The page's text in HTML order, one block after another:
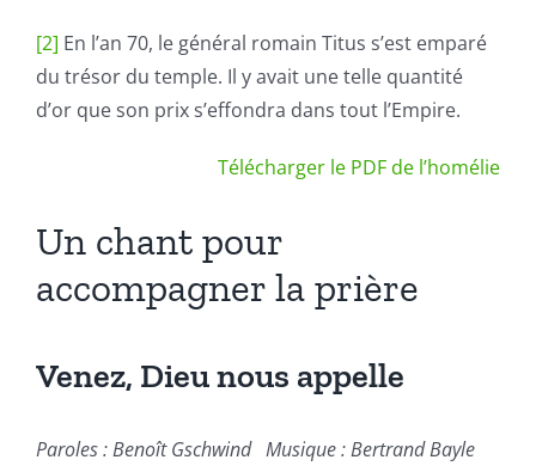
[2] En l’an 70, le général romain Titus s’est emparé
du trésor du temple. Il y avait une telle quantité
d’or que son prix s’effondra dans tout l’Empire.
Télécharger le PDF de l’homélie
Un chant pour
accompagner la prière
Venez, Dieu nous appelle
Paroles : Benoît Gschwind Musique :Bertrand Bayle